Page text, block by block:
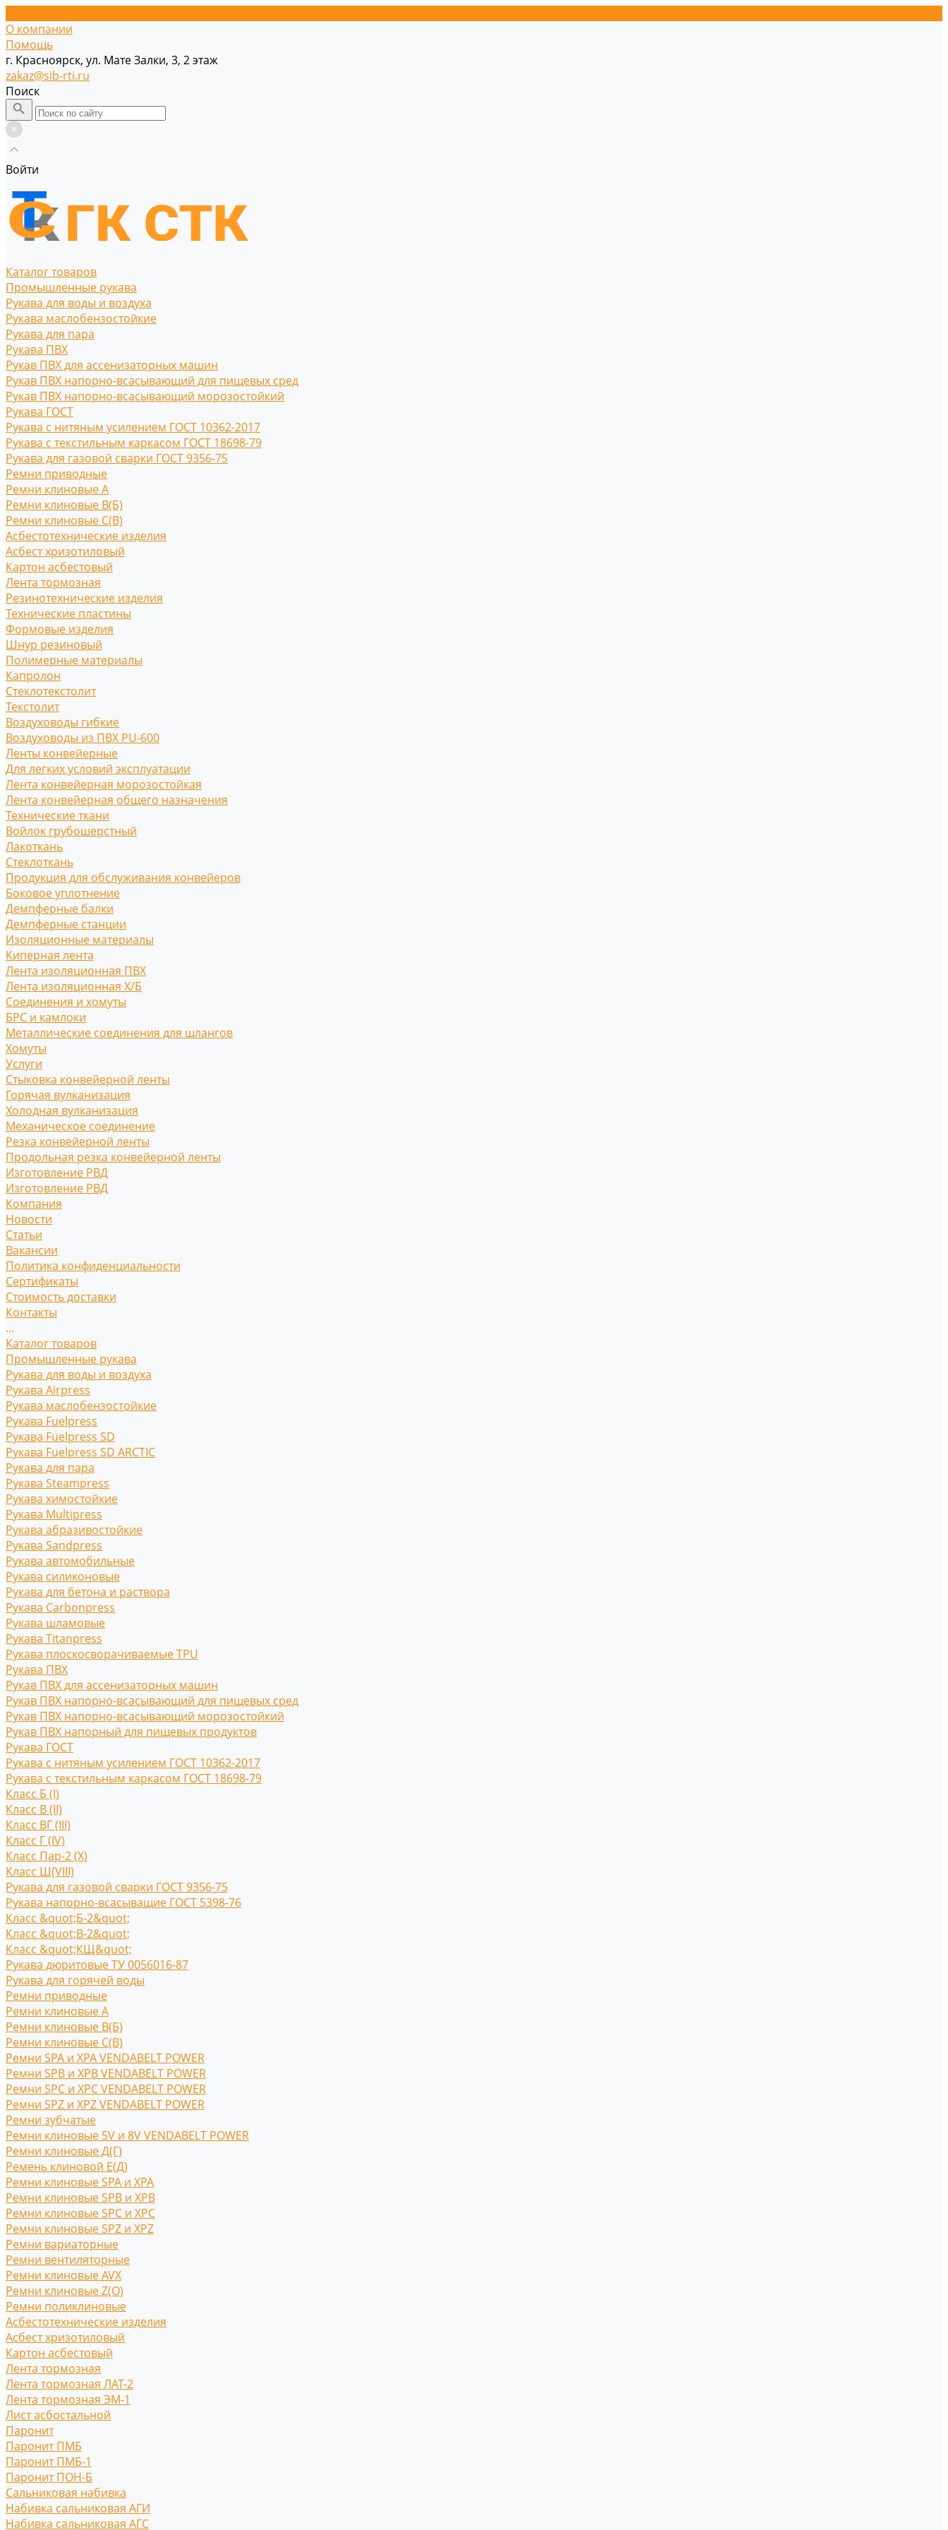
О компании
Помощь
г. Красноярск, ул. Мате Залки, 3, 2 этаж
zakaz@sib-rti.ru
Поиск
Войти
Каталог товаров
Промышленные рукава
Рукава для воды и воздуха
Рукава маслобензостойкие
Рукава для пара
Рукава ПВХ
Рукав ПВХ для ассенизаторных машин
Рукав ПВХ напорно-всасывающий для пищевых сред
Рукав ПВХ напорно-всасывающий морозостойкий
Рукава ГОСТ
Рукава с нитяным усилением ГОСТ 10362-2017
Рукава с текстильным каркасом ГОСТ 18698-79
Рукава для газовой сварки ГОСТ 9356-75
Ремни приводные
Ремни клиновые A
Ремни клиновые В(Б)
Ремни клиновые С(B)
Асбестотехнические изделия
Асбест хризотиловый
Картон асбестовый
Лента тормозная
Резинотехнические изделия
Технические пластины
Формовые изделия
Шнур резиновый
Полимерные материалы
Капролон
Стеклотекстолит
Текстолит
Воздуховоды гибкие
Воздуховоды из ПВХ PU-600
Ленты конвейерные
Для легких условий эксплуатации
Лента конвейерная морозостойкая
Лента конвейерная общего назначения
Технические ткани
Войлок грубошерстный
Лакоткань
Стеклоткань
Продукция для обслуживания конвейеров
Боковое уплотнение
Демпферные балки
Демпферные станции
Изоляционные материалы
Киперная лента
Лента изоляционная ПВХ
Лента изоляционная Х/Б
Соединения и хомуты
БРС и камлоки
Металлические соединения для шлангов
Хомуты
Услуги
Стыковка конвейерной ленты
Горячая вулканизация
Холодная вулканизация
Механическое соединение
Резка конвейерной ленты
Продольная резка конвейерной ленты
Изготовление РВД
Изготовление РВД
Компания
Новости
Статьи
Вакансии
Политика конфиденциальности
Сертификаты
Стоимость доставки
Контакты
...
Каталог товаров
Промышленные рукава
Рукава для воды и воздуха
Рукава Airpress
Рукава маслобензостойкие
Рукава Fuelpress
Рукава Fuelpress SD
Рукава Fuelpress SD ARCTIC
Рукава для пара
Рукава Steampress
Рукава химостойкие
Рукава Multipress
Рукава абразивостойкие
Рукава Sandpress
Рукава автомобильные
Рукава силиконовые
Рукава для бетона и раствора
Рукава Carbonpress
Рукава шламовые
Рукава Titanpress
Рукава плоскосворачиваемые TPU
Рукава ПВХ
Рукав ПВХ для ассенизаторных машин
Рукав ПВХ напорно-всасывающий для пищевых сред
Рукав ПВХ напорно-всасывающий морозостойкий
Рукав ПВХ напорный для пищевых продуктов
Рукава ГОСТ
Рукава с нитяным усилением ГОСТ 10362-2017
Рукава с текстильным каркасом ГОСТ 18698-79
Класс Б (I)
Класс В (II)
Класс ВГ (III)
Класс Г (IV)
Класс Пар-2 (X)
Класс Ш(VIII)
Рукава для газовой сварки ГОСТ 9356-75
Рукава напорно-всасыващие ГОСТ 5398-76
Класс &quot;Б-2&quot;
Класс &quot;В-2&quot;
Класс &quot;КЩ&quot;
Рукава дюритовые ТУ 0056016-87
Рукава для горячей воды
Ремни приводные
Ремни клиновые A
Ремни клиновые В(Б)
Ремни клиновые С(B)
Ремни SPA и XPA VENDABELT POWER
Ремни SPB и XPB VENDABELT POWER
Ремни SPC и XPC VENDABELT POWER
Ремни SPZ и XPZ VENDABELT POWER
Ремни зубчатые
Ремни клиновые 5V и 8V VENDABELT POWER
Ремни клиновые Д(Г)
Ремень клиновой Е(Д)
Ремни клиновые SPA и XPA
Ремни клиновые SPB и XPB
Ремни клиновые SPC и XPC
Ремни клиновые SPZ и XPZ
Ремни вариаторные
Ремни вентиляторные
Ремни клиновые AVX
Ремни клиновые Z(O)
Ремни поликлиновые
Асбестотехнические изделия
Асбест хризотиловый
Картон асбестовый
Лента тормозная
Лента тормозная ЛАТ-2
Лента тормозная ЭМ-1
Лист асбостальной
Паронит
Паронит ПМБ
Паронит ПМБ-1
Паронит ПОН-Б
Сальниковая набивка
Набивка сальниковая АГИ
Набивка сальниковая АГС